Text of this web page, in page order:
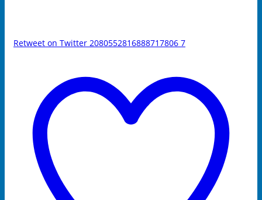
Retweet on Twitter 2080552816888717806 7